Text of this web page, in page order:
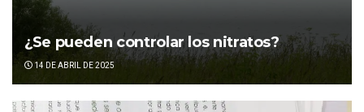
¿Se pueden controlar los nitratos?
14 DE ABRIL DE 2025